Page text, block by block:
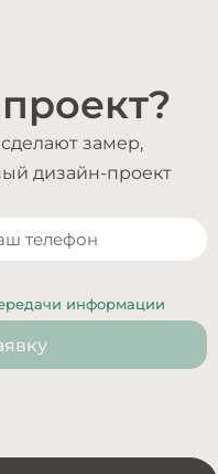
замер,
дизайн-проект
информации